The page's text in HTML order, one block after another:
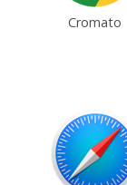
Cromato